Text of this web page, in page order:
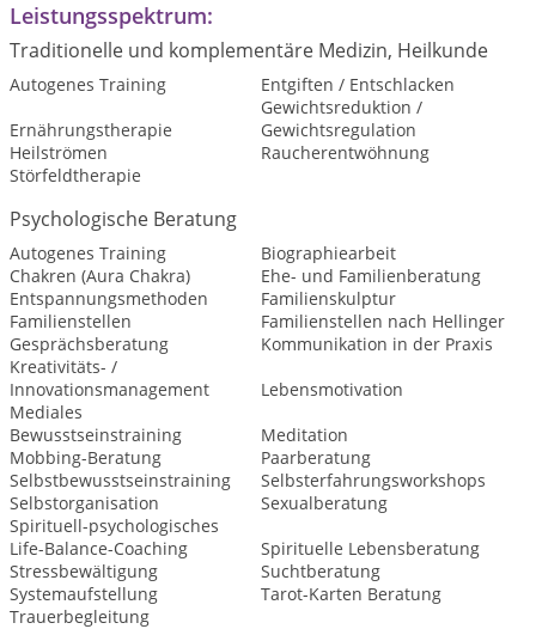
Leistungsspektrum:
Traditionelle und komplementäre Medizin, Heilkunde
Autogenes Training
Entgiften / Entschlacken
Ernährungstherapie
Gewichtsreduktion /
Gewichtsregulation
Heilströmen
Raucherentwöhnung
Störfeldtherapie
Psychologische Beratung
Autogenes Training
Biographiearbeit
Chakren (Aura Chakra)
Ehe- und Familienberatung
Entspannungsmethoden
Familienskulptur
Familienstellen
Familienstellen nach Hellinger
Gesprächsberatung
Kommunikation in der Praxis
Kreativitäts- /
Innovationsmanagement
Lebensmotivation
Mediales
Bewusstseinstraining
Meditation
Mobbing-Beratung
Paarberatung
Selbstbewusstseinstraining
Selbsterfahrungsworkshops
Selbstorganisation
Sexualberatung
Spirituell-psychologisches
Life-Balance-Coaching
Spirituelle Lebensberatung
Stressbewältigung
Suchtberatung
Systemaufstellung
Tarot-Karten Beratung
Trauerbegleitung